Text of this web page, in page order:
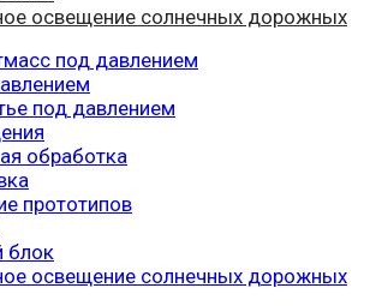
освещение солнечных дорожных
под давлением
под давлением
обработка
прототипов
блок
освещение солнечных дорожных